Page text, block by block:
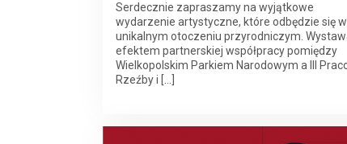
Serdecznie zapraszamy na wyjątkowe
wydarzenie artystyczne, które odbędzie się w
unikalnym otoczeniu przyrodniczym.
efektem partnerskiej współpracy pomiędzy
Wielkopolskim Parkiem Narodowym a III
Rzeźby i […]